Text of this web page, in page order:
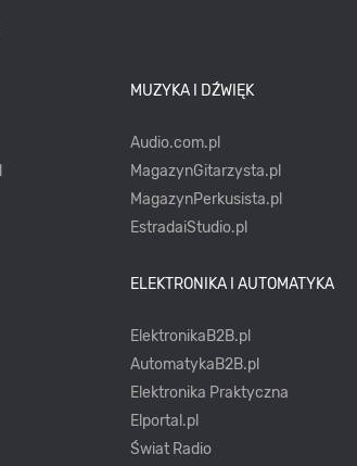
MUZYKA I DŹWIĘK
Audio.com.pl
MagazynGitarzysta.pl
MagazynPerkusista.pl
EstradaiStudio.pl
ELEKTRONIKA I AUTOMATYKA
ElektronikaB2B.pl
AutomatykaB2B.pl
Elektronika Praktyczna
Elportal.pl
Świat Radio